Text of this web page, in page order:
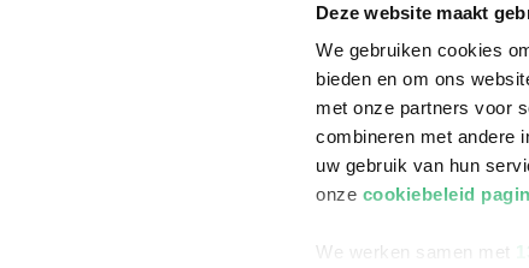
Deze website maakt
We gebruiken cookies
bieden en om ons
met onze partners voor
combineren met andere
uw gebruik van hun
onze cookiebeleid
We werken samen met
Bestellen
Bezorging
Betalen
Retourneren
Veelgestelde vragen